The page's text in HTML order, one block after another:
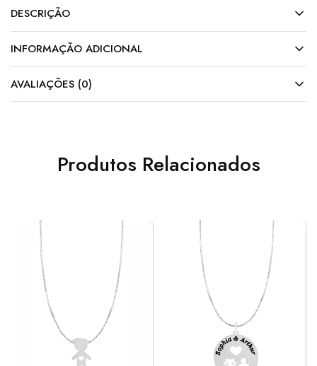
DESCRIÇÃO
INFORMAÇÃO ADICIONAL
AVALIAÇÕES (0)
Produtos Relacionados